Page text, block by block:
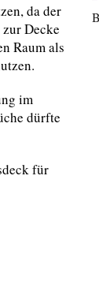
da der
Decke
Raum als
im
dürfte
für